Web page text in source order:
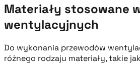
Materiały stosowane
wentylacyjnych
Do wykonania przewodów
różnego rodzaju materiały, takie